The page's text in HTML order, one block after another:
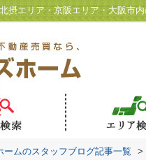
摂エリア・京阪エリア・大阪市
ムのスタッフブログ記事一覧 >